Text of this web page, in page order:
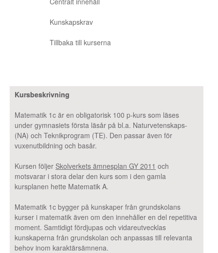
Kunskapskrav
Tillbaka till kurserna
Kursbeskrivning
Matematik 1c är en obligatorisk 100 p-kurs som läses
under gymnasiets första läsår på bl.a. Naturvetenskaps-
(NA) och Teknikprogram (TE). Den passar även för
vuxenutbildning och basår.
Kursen följer Skolverkets ämnesplan GY 2011 och
motsvarar i stora delar den kurs som i den gamla
kursplanen hette Matematik A.
Matematik 1c bygger på kunskaper från grundskolans
kurser i matematik även om den innehåller en del repetitiva
moment. Samtidigt fördjupas och vidareutvecklas
kunskaperna från grundskolan och anpassas till relevanta
behov inom karaktärsämnena.